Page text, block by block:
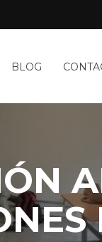
BLOG